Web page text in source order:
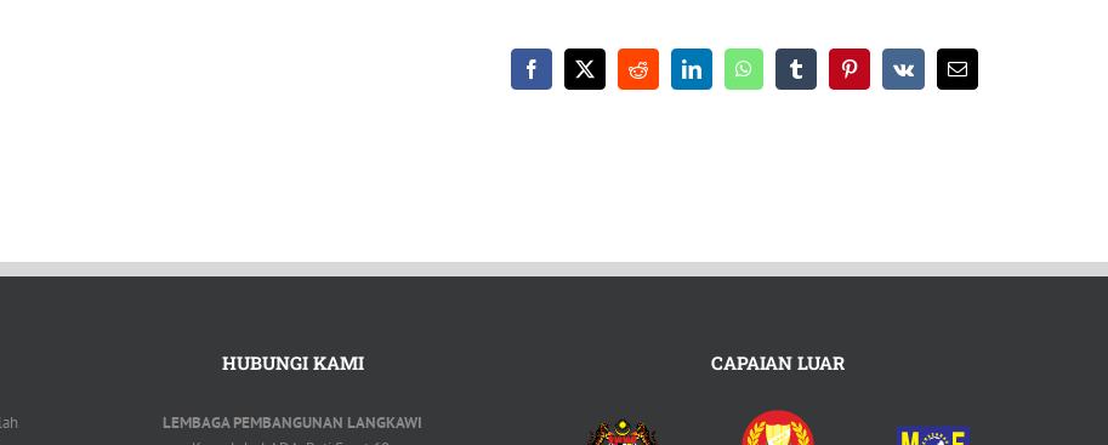
Facebook
X RedditLinkedInWhatsAppTumblrPinterest
Vk Email
HUBUNGI KAMI
LEMBAGA PEMBANGUNAN LANGKAWI
CAPAIAN LUAR